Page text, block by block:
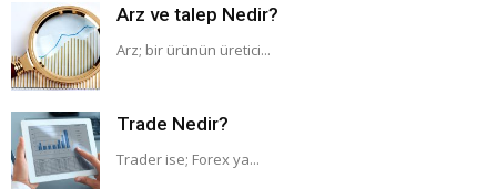
Arz ve talep Nedir?
Arz; bir ürünün üretici...
Trade Nedir?
Trader ise; Forex ya...